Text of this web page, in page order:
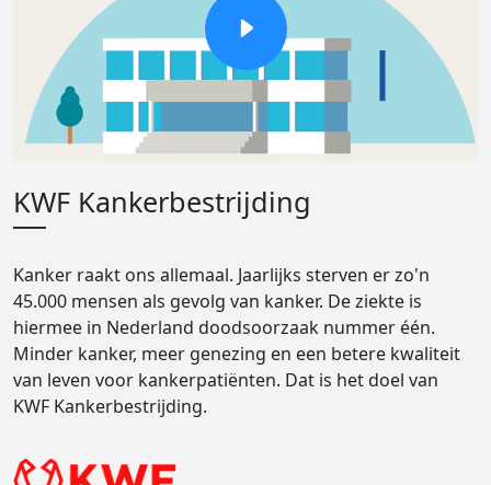
KWF Kankerbestrijding
Kanker raakt ons allemaal. Jaarlijks sterven er zo'n
45.000 mensen als gevolg van kanker. De ziekte is
hiermee in Nederland doodsoorzaak nummer één.
Minder kanker, meer genezing en een betere kwaliteit
van leven voor kankerpatiënten. Dat is het doel van
KWF Kankerbestrijding.